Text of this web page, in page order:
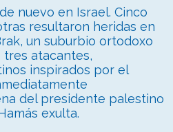
nuevo en Israel. Cinco
resultaron heridas en
un suburbio ortodoxo
tres atacantes,
inspirados por el
del presidente palestino
exulta.